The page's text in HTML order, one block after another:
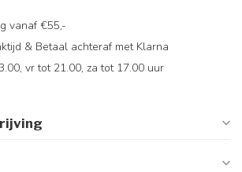
vanaf €55,-
& Betaal achteraf met Klarna
vr tot 21.00, za tot 17.00 uur